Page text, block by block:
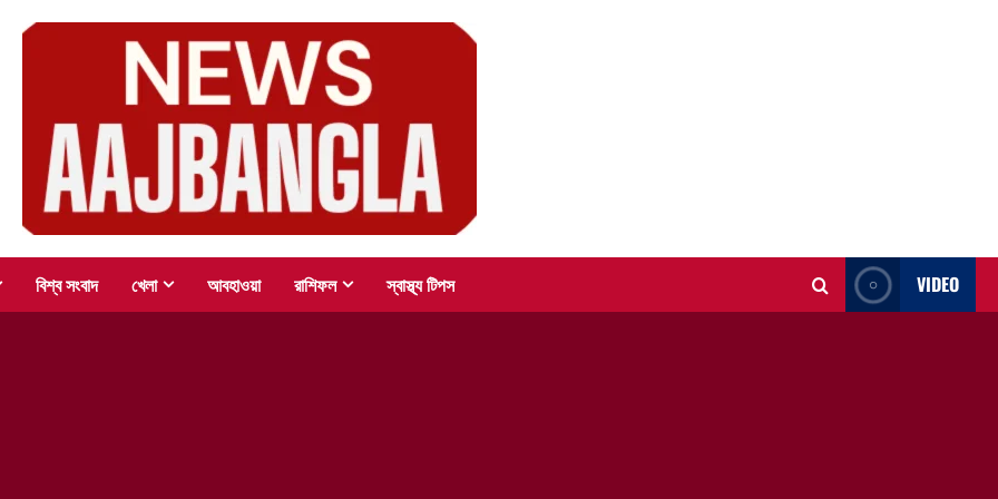
বিশ্ব সংবাদ খেলা আবহাওয়া রাশিফল স্বাস্থ্য টিপস VIDEO